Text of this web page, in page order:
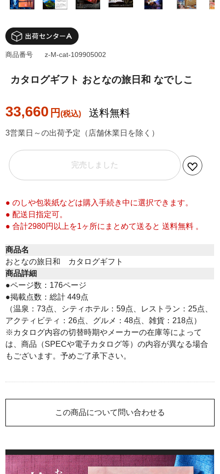
カタログギフト おとなの旅日和 なでしこ
33,660 円 送料無料
商品番号 z-M-cat-109905002
3営業日～の出荷予定（店舗休業日を除く）
完売しました
この商品について問い合わせる
● のしや包装紙などは購入手続き中に選択できます。
● 配送日指定可。
● 合計2980円以上を1ヶ所にまとめて送ると 送料無料 。
商品名
おとなの旅日和 カタログギフト
商品詳細
●ページ数：176ページ
●掲載点数：総計 449点
（温泉：73点、シティホテル：59点、レストラン：25点、
アクティビティ：26点、グルメ：48点、雑貨：218点）
※カタログ内容の切替時期やメーカーの在庫等によって
は、商品（SPECや電子カタログ等）の内容が異なる場合
もございます。予めご了承下さい。